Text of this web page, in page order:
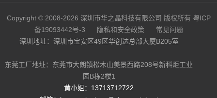
Copyright © 2008-2026 深圳市华之晶科技有限公司 版权所有 粤ICP
备19093442号-3
隐私和安全政策
常见问题
深圳地址：深圳市宝安区49区华创达总部大厦B205室
东莞工厂地址：东莞市大朗镇松木山美景西路208号新科炬工业
园B栋2楼1
黄小姐：13713712722